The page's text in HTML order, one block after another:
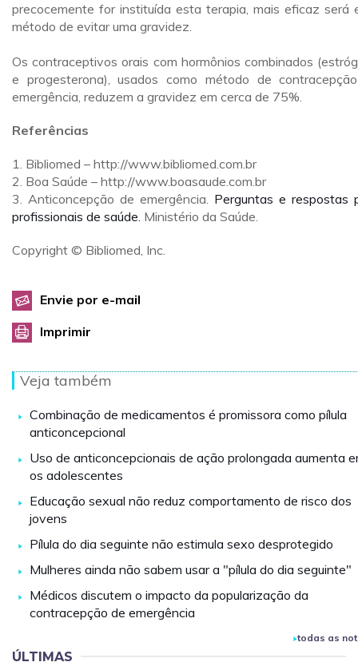
precocemente for instituída esta terapia, mais eficaz será
método de evitar uma gravidez.
Os contraceptivos orais com hormônios combinados
e progesterona), usados como método de
emergência, reduzem a gravidez em cerca de 75%.
Referências
1. Bibliomed – http://www.bibliomed.com.br
2. Boa Saúde – http://www.boasaude.com.br
3. Anticoncepção de emergência. Perguntas e respostas
profissionais de saúde. Ministério da Saúde.
Copyright © Bibliomed, Inc.
Envie por e-mail
Imprimir
Veja também
Combinação de medicamentos é promissora como pílula
anticoncepcional
Uso de anticoncepcionais de ação prolongada aumenta
os adolescentes
Educação sexual não reduz comportamento de risco dos
jovens
Pílula do dia seguinte não estimula sexo desprotegido
Mulheres ainda não sabem usar a "pílula do dia seguinte"
Médicos discutem o impacto da popularização da
contracepção de emergência
todas as
ÚLTIMAS